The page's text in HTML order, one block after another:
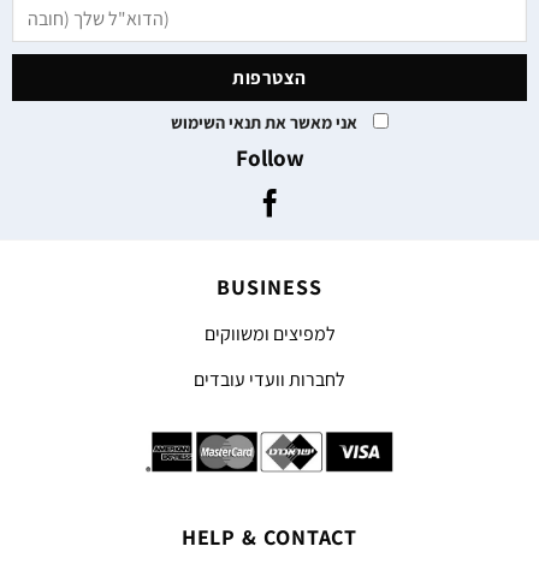
אני מאשר את תנאי השימוש
Follow
BUSINESS
למפיצים ומשווקים
לחברות וועדי עובדים
HELP & CONTACT